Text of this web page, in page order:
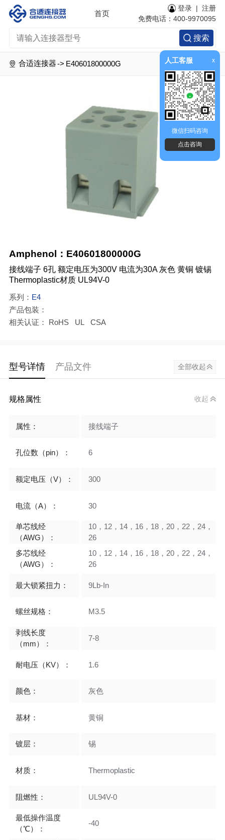
人工客服 x
微信扫码咨询
点击咨询
首页
搜索
登录 |注册
免费电话：400-9970095
合适连接器 -> E40601800000G
Amphenol：E40601800000G
接线端子 6孔 额定电压为300V 电流为30A 灰色 黄铜 镀锡
Thermoplastic材质 UL94V-0
系列： E4
产品包装：
相关认证： RoHS UL CSA
型号详情 产品文件 全部收起
规格属性 收起
属性： 接线端子
孔位数（pin）： 6
额定电压（V）： 300
电流（A）： 30
单芯线经
（AWG）：
10，12，14，16，18，20，22，24，
26
多芯线经
（AWG）：
10，12，14，16，18，20，22，24，
26
最大锁紧扭力： 9Lb-In
螺丝规格： M3.5
剥线长度
（mm）：
7-8
耐电压（KV）： 1.6
颜色： 灰色
基材： 黄铜
镀层： 锡
材质： Thermoplastic
阻燃性： UL94V-0
最低操作温度
（℃）：
-40